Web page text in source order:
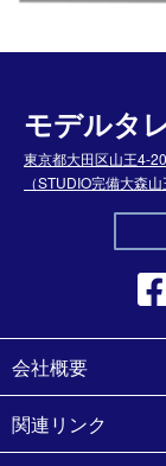
モデルタ
東京都大田区山王4-
（STUDIO完備大森
会社概要
関連リンク